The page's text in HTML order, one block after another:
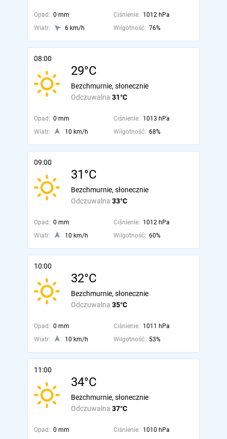
Opad: 0 mm Ciśnienie: 1012 hPa
Wiatr:
6 km/h Wilgotność: 76%
08:00
29°C
Odczuwalna 31°C
Bezchmurnie, słonecznie
Opad: 0 mm Ciśnienie: 1013 hPa
Wiatr:
10 km/h Wilgotność: 68%
09:00
31°C
Odczuwalna 33°C
Bezchmurnie, słonecznie
Opad: 0 mm Ciśnienie: 1012 hPa
Wiatr:
10 km/h Wilgotność: 60%
10:00
32°C
Odczuwalna 35°C
Bezchmurnie, słonecznie
Opad: 0 mm Ciśnienie: 1011 hPa
Wiatr:
10 km/h Wilgotność: 53%
11:00
34°C
Odczuwalna 37°C
Bezchmurnie, słonecznie
Opad: 0 mm Ciśnienie: 1010 hPa